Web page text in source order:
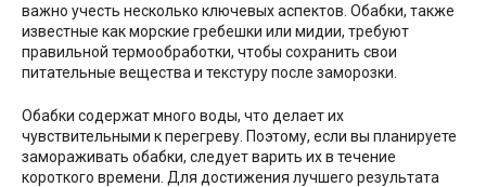
важно учесть несколько ключевых аспектов. Обабки, также
известные как морские гребешки или мидии, требуют
правильной термообработки, чтобы сохранить свои
питательные вещества и текстуру после заморозки.
Обабки содержат много воды, что делает их
чувствительными к перегреву. Поэтому, если вы планируете
замораживать обабки, следует варить их в течение
короткого времени. Для достижения лучшего результата